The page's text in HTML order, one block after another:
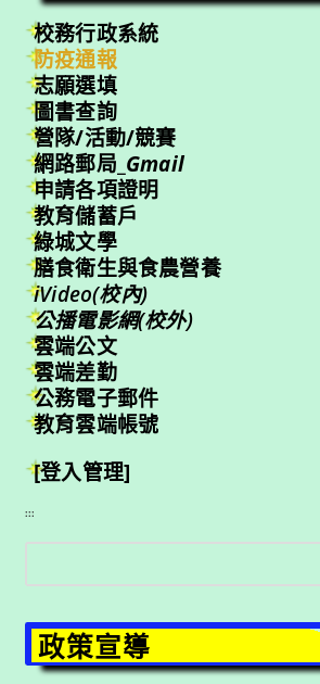
校務行政系統
防疫通報
志願選填
圖書查詢
營隊/活動/競賽
網路郵局_ Gmail
申請各項證明
教育儲蓄戶
綠城文學
膳食衛生與食農營養
iVideo(校內)
公播電影網(校外)
雲端公文
雲端差勤
公務電子郵件
教育雲端帳號
[登入管理]
:::
搜
尋
政策宣導